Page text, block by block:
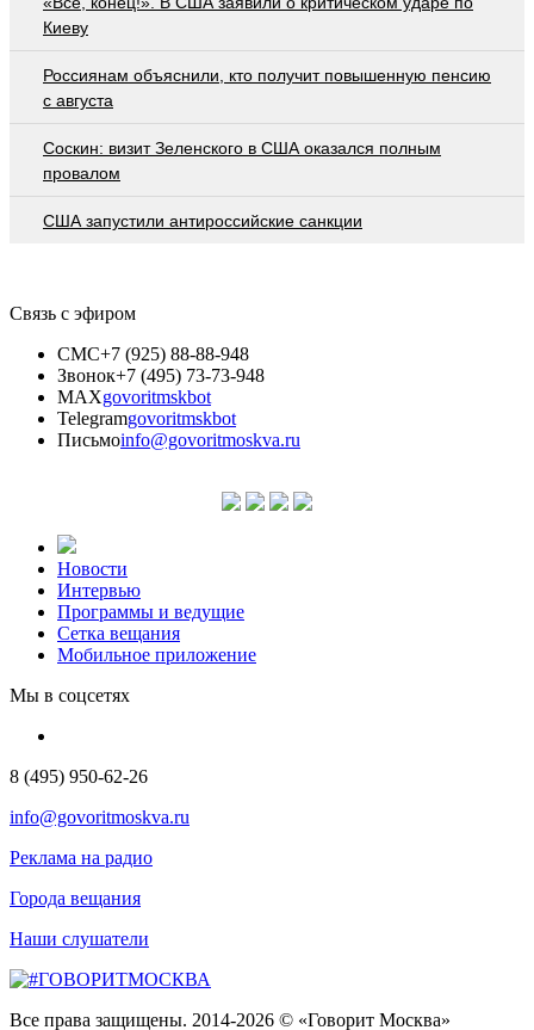
Киеву
Россиянам объяснили, кто получит повышенную пенсию
с августа
Соскин: визит Зеленского в США оказался полным
провалом
США запустили антироссийские санкции
Связь с эфиром
СМС+7 (925) 88-88-948
Звонок+7 (495) 73-73-948
MAXgovoritmskbot
Telegramgovoritmskbot
Письмоinfo@govoritmoskva.ru
Новости
Интервью
Программы и ведущие
Сетка вещания
Мобильное приложение
Мы в соцсетях
8 (495) 950-62-26
info@govoritmoskva.ru
Реклама на радио
Города вещания
Наши слушатели
Все права защищены. 2014-2026 © «Говорит Москва»